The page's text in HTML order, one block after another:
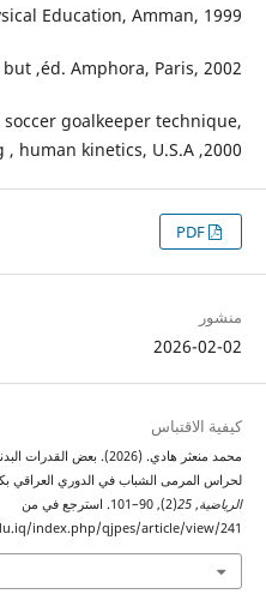
Education, Amman, 1999.
,éd. Amphora, Paris, 2002.
soccer goalkeeper technique,
human kinetics, U.S.A ,2000.
PDF
منشور
2026-02-02
كيفية الاقتباس
محمد منعثر هادي. (2026).
لحراس المرمى الشباب في الدوري العراقي
الرياضية,
25
(2), 90–101. استرجع في من
index.php/qjpes/article/view/241